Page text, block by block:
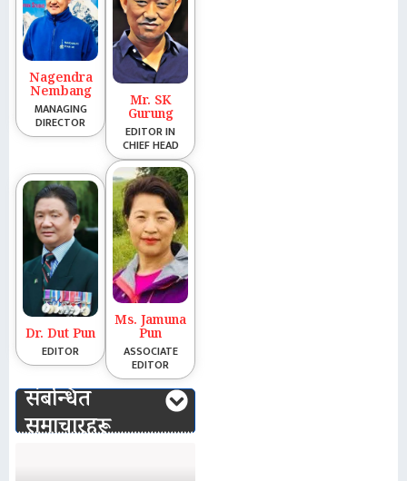
Nagendra
Nembang
MANAGING
DIRECTOR
Mr. SK
Gurung
EDITOR IN
CHIEF HEAD
Dr. Dut Pun
EDITOR
Ms. Jamuna
Pun
ASSOCIATE
EDITOR
संबन्धित
समाचारहरू